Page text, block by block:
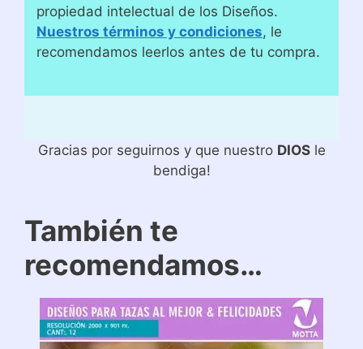
propiedad intelectual de los Diseños.
Nuestros términos y condiciones, le
recomendamos leerlos antes de tu compra.
Gracias por seguirnos y que nuestro DIOSle
bendiga!
También te
recomendamos…